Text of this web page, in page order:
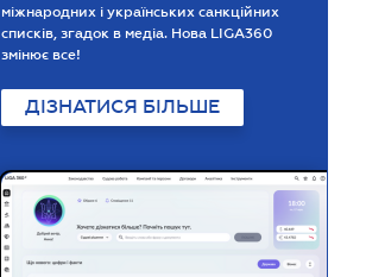
міжнародних і українських санкційних
списків, згадок в медіа. Нова LIGA360
змінює все!
ДІЗНАТИСЯ БІЛЬШЕ